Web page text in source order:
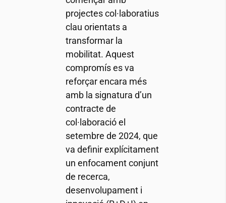
projectes col·laboratius
clau orientats a
transformar la
mobilitat. Aquest
compromís es va
reforçar encara més
amb la signatura d’un
contracte de
col·laboració el
setembre de 2024, que
va definir explícitament
un enfocament conjunt
de recerca,
desenvolupament i